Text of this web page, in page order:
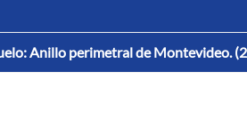
Anillo perimetral de Montevideo.